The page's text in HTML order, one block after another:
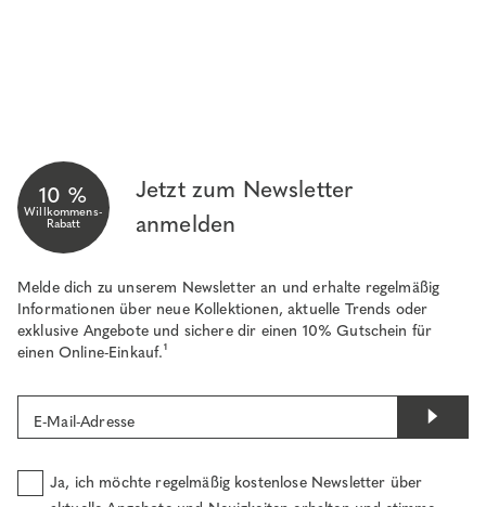
10 %
Willkommens-
Rabatt
Jetzt zum Newsletter
anmelden
Melde dich zu unserem Newsletter an und erhalte regelmäßig
Informationen über neue Kollektionen, aktuelle Trends oder
exklusive Angebote und sichere dir einen 10% Gutschein für
einen Online-Einkauf.¹
E-Mail-Adresse
Ja, ich möchte regelmäßig kostenlose Newsletter über